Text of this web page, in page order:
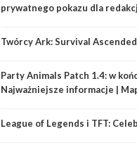
prywatnego pokazu dla
Twórcy Ark: Survival
Party Animals Patch 1.4: w
Najważniejsze informacje |
League of Legends i TFT: